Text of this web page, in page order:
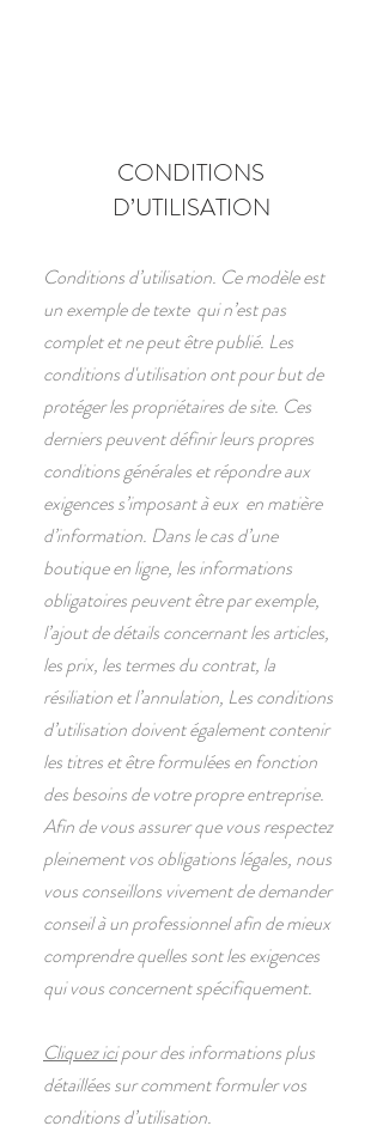
CONDITIONS
D’UTILISATION
Conditions d’utilisation. Ce modèle est
un exemple de texte qui n’est pas
complet et ne peut être publié. Les
conditions d'utilisation ont pour but de
protéger les propriétaires de site. Ces
derniers peuvent définir leurs propres
conditions générales et répondre aux
exigences s’imposant à eux en matière
d’information. Dans le cas d’une
boutique en ligne, les informations
obligatoires peuvent être par exemple,
l’ajout de détails concernant les articles,
les prix, les termes du contrat, la
résiliation et l’annulation, Les conditions
d’utilisation doivent également contenir
les titres et être formulées en fonction
des besoins de votre propre entreprise.
Afin de vous assurer que vous respectez
pleinement vos obligations légales, nous
vous conseillons vivement de demander
conseil à un professionnel afin de mieux
comprendre quelles sont les exigences
qui vous concernent spécifiquement.
Cliquez icipour des informations plus
détaillées sur comment formuler vos
conditions d’utilisation.